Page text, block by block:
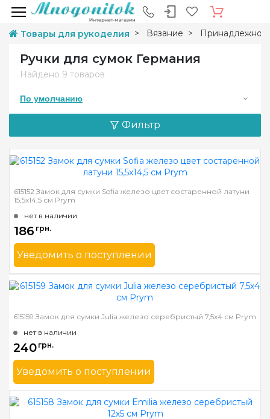
Товары для рукоделия Вязание
Ручки для сумок Германия
Найдено 9 товаров
По умолчанию
Фильтр
615152 Замок для сумки Sofia железо цвет состаренной латуни
15,5х14,5 см Prym
нет в наличии
186 грн.
Уведомить о поступлении
Бренд
Prym
Страна-производитель
Германия
615159 Замок для сумки Julia железо серебристый 7,5х4 см Prym
нет в наличии
240 грн.
Уведомить о поступлении
Бренд
Prym
Страна-производитель
Германия